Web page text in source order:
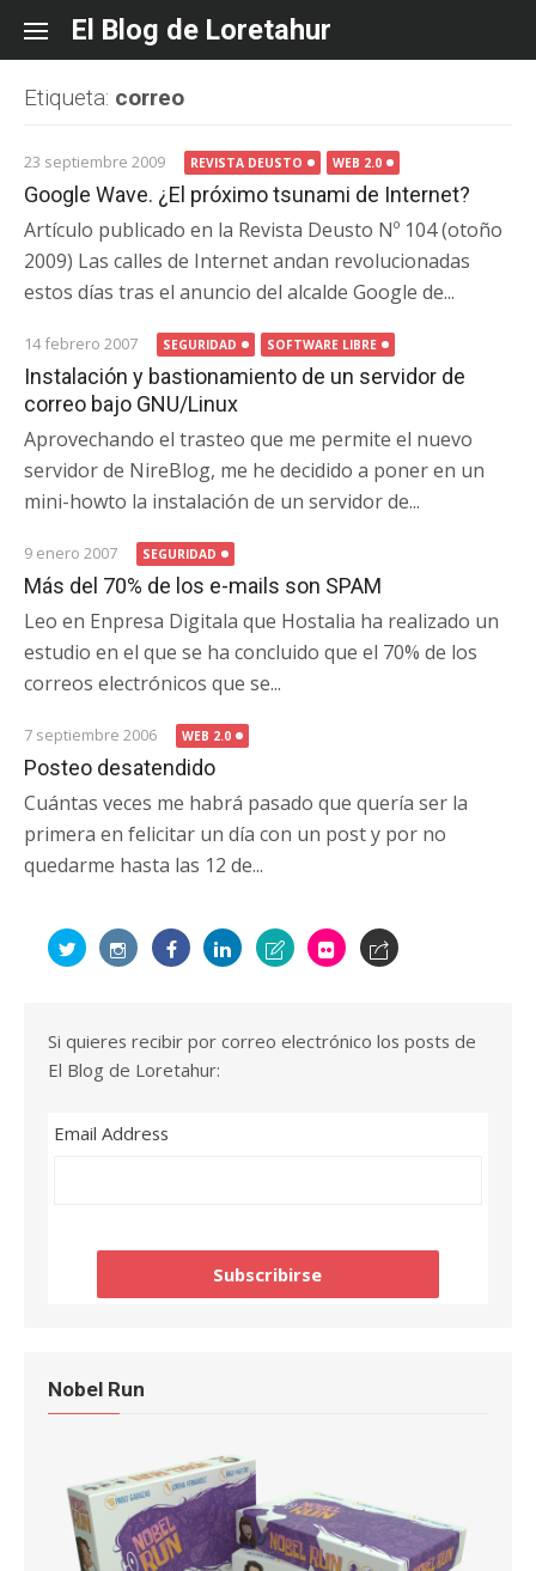
content
El Blog de Loretahur
Etiqueta: correo
23 septiembre 2009 REVISTA DEUSTO WEB 2.0
Google Wave. ¿El próximo tsunami de Internet?
Artículo publicado en la Revista Deusto Nº 104 (otoño
2009) Las calles de Internet andan revolucionadas
estos días tras el anuncio del alcalde Google de...
14 febrero 2007 SEGURIDAD SOFTWARE LIBRE
Instalación y bastionamiento de un servidor de
correo bajo GNU/Linux
Aprovechando el trasteo que me permite el nuevo
servidor de NireBlog, me he decidido a poner en un
mini-howto la instalación de un servidor de...
9 enero 2007 SEGURIDAD
Más del 70% de los e-mails son SPAM
Leo en Enpresa Digitala que Hostalia ha realizado un
estudio en el que se ha concluido que el 70% de los
correos electrónicos que se...
7 septiembre 2006 WEB 2.0
Posteo desatendido
Cuántas veces me habrá pasado que quería ser la
primera en felicitar un día con un post y por no
quedarme hasta las 12 de...
Si quieres recibir por correo electrónico los posts de
El Blog de Loretahur:
Email Address
Nobel Run